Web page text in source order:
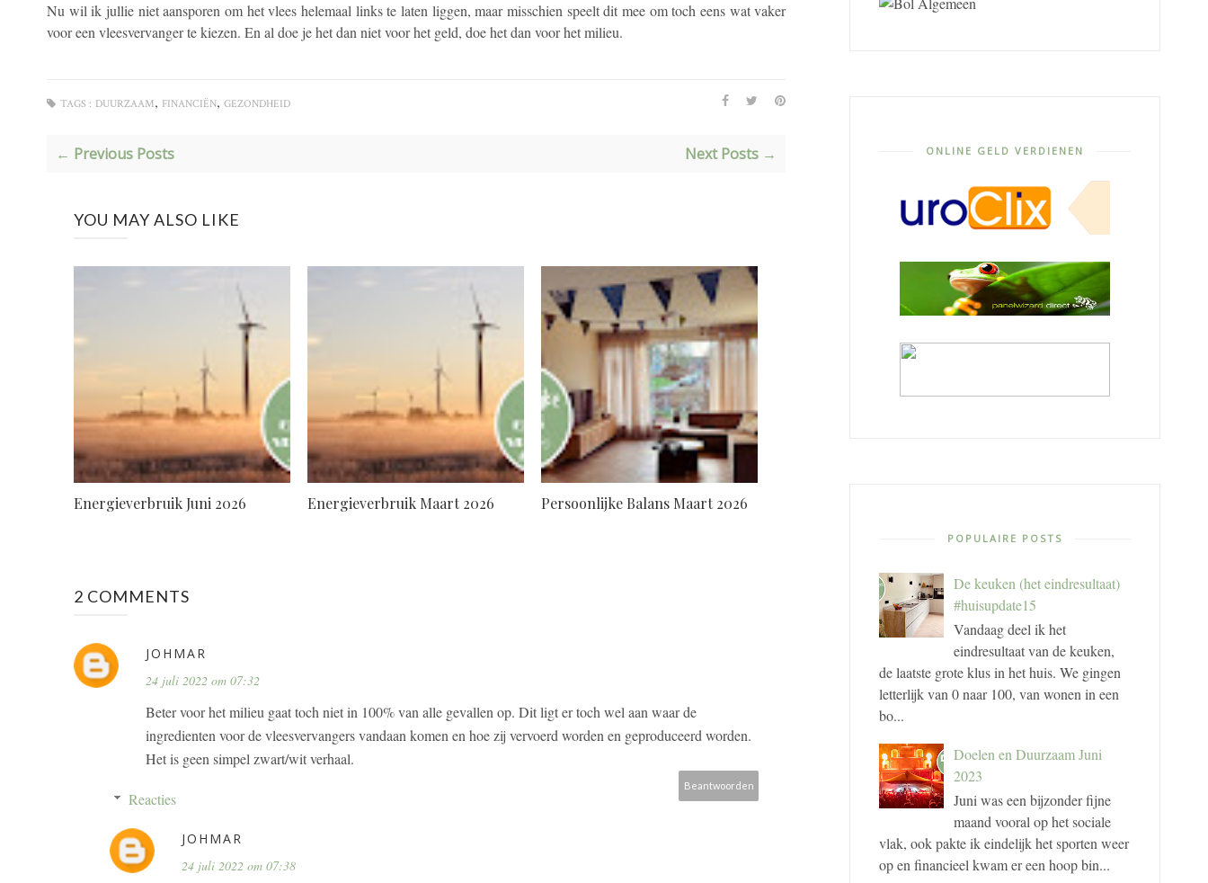
Nu wil ik jullie niet aansporen om het vlees helemaal links te laten liggen, maar misschien speelt dit mee om toch eens wat vaker
voor een vleesvervanger te kiezen. En al doe je het dan niet voor het geld, doe het dan voor het milieu.
TAGS : DUURZAAM, FINANCIËN, GEZONDHEID
← Previous Posts Next Posts →
YOU MAY ALSO LIKE
Energieverbruik Juni 2026 Energieverbruik Maart 2026 Persoonlijke Balans Maart 2026
2 COMMENTS
JOHMAR
24 juli 2022 om 07:32
Beter voor het milieu gaat toch niet in 100% van alle gevallen op. Dit ligt er toch wel aan waar de
ingredienten voor de vleesvervangers vandaan komen en hoe zij vervoerd worden en geproduceerd worden.
Het is geen simpel zwart/wit verhaal.
Beantwoorden
Reacties
JOHMAR
24 juli 2022 om 07:38
ONLINE GELD VERDIENEN
POPULAIRE POSTS
De keuken (het eindresultaat)
#huisupdate15
Vandaag deel ik het
eindresultaat van de keuken,
de laatste grote klus in het huis. We gingen
letterlijk van 0 naar 100, van wonen in een
bo...
Doelen en Duurzaam Juni
2023
Juni was een bijzonder fijne
maand vooral op het sociale
vlak, ook pakte ik eindelijk het sporten weer
op en financieel kwam er een hoop bin...